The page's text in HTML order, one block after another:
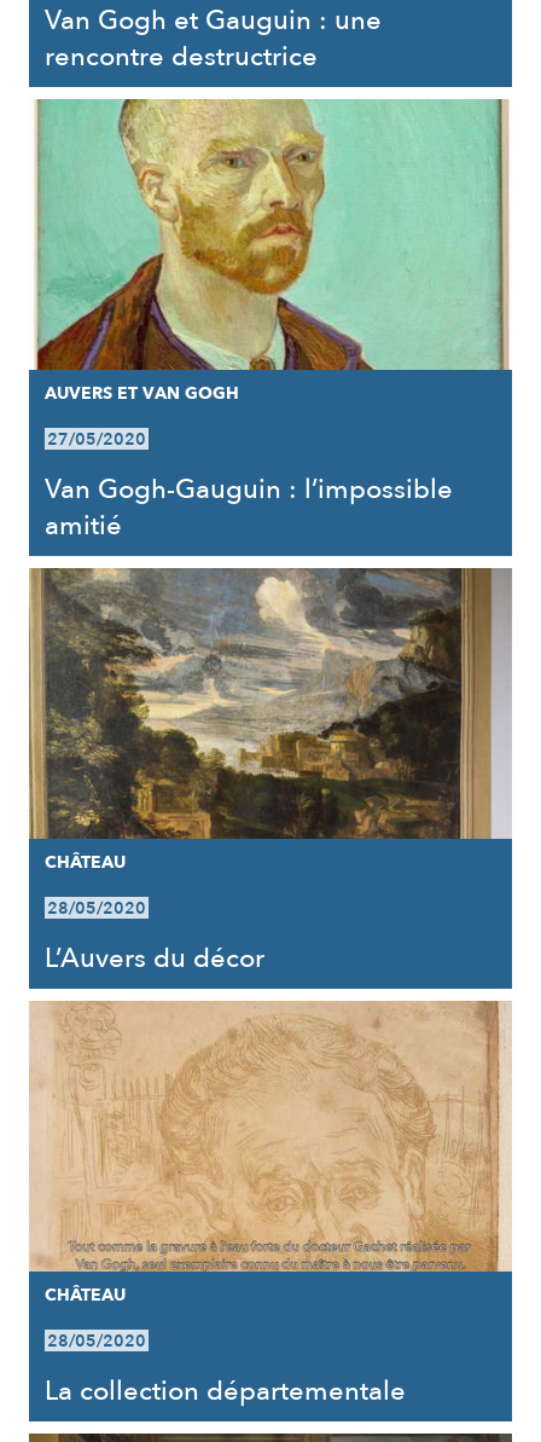
Van Gogh et Gauguin : une
rencontre destructrice
AUVERS ET VAN GOGH
27/05/2020
Van Gogh-Gauguin : l’impossible
amitié
CHÂTEAU
28/05/2020
L’Auvers du décor
CHÂTEAU
28/05/2020
La collection départementale